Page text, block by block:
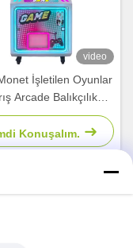
video
İşletilen Oyunlar
Arcade Balıkçılık
Motosiklet Oyunu
Konuşalım.